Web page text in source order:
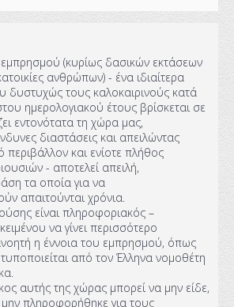
(κυρίως δασικών εκτάσεων
ανθρώπων) - ένα ιδιαίτερα
δυστυχώς τους καλοκαιρινούς κατά
ημερολογιακού έτους βρίσκεται σε
εντονότατα τη χώρα μας,
διαστάσεις και απειλώντας
και ενίοτε πλήθος
- αποτελεί απειλή,
τα οποία για να
απαιτούνται χρόνια.
είναι πληροφοριακός –
να γίνει περισσότερο
η έννοια του εμπρησμού, όπως
από τον Έλληνα νομοθέτη
αυτής της χώρας μπορεί να μην είδε,
πληροφορήθηκε για τους